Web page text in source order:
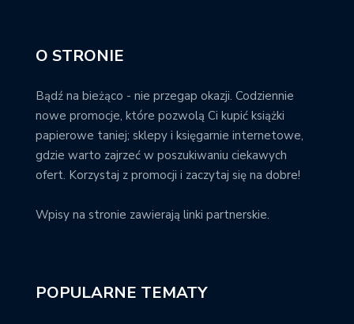
O STRONIE
Bądź na bieżąco - nie przegap okazji. Codziennie
nowe promocje, które pozwolą Ci kupić książki
papierowe taniej; sklepy i księgarnie internetowe,
gdzie warto zajrzeć w poszukiwaniu ciekawych
ofert. Korzystaj z promocji i zaczytaj się na dobre!
Wpisy na stronie zawierają linki partnerskie.
POPULARNE TEMATY